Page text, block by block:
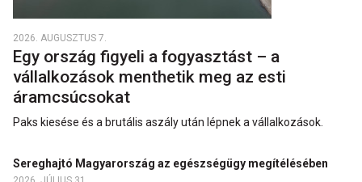
2026. AUGUSZTUS 7.
Egy ország figyeli a fogyasztást – a
vállalkozások menthetik meg az esti
áramcsúcsokat
Paks kiesése és a brutális aszály után lépnek a vállalkozások.
Sereghajtó Magyarország az egészségügy megítélésében